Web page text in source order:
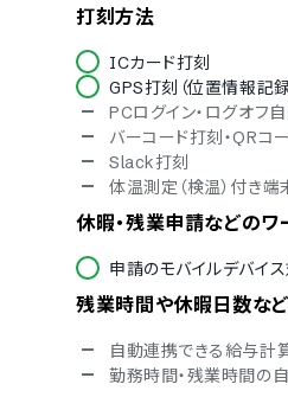
デバイス対応
スマホアプリ（iOS）対応
タブレット対応
打刻方法
ICカード打刻
GPS打刻（位置情報記録
PCログイン・ログオフ
バーコード打刻・QRコ
Slack打刻
体温測定（検温）付き端
休暇・残業申請などのワ
申請のモバイルデバイ
残業時間や休暇日数な
自動連携できる給与計
勤務時間・残業時間の